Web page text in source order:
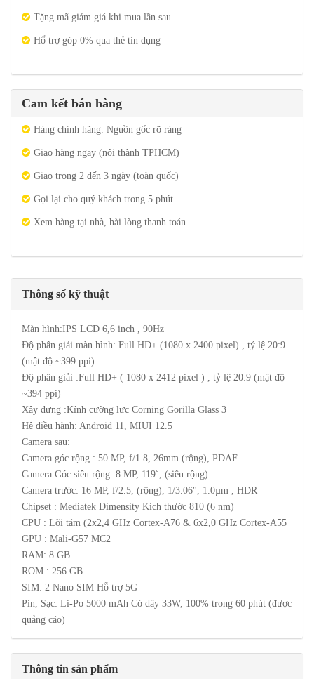
Tặng mã giảm giá khi mua lần sau
Hổ trợ góp 0% qua thẻ tín dụng
Cam kết bán hàng
Hàng chính hãng. Nguồn gốc rõ ràng
Giao hàng ngay (nội thành TPHCM)
Giao trong 2 đến 3 ngày (toàn quốc)
Gọi lại cho quý khách trong 5 phút
Xem hàng tại nhà, hài lòng thanh toán
Thông số kỹ thuật
Màn hình:IPS LCD 6,6 inch , 90Hz
Độ phân giải màn hình: Full HD+ (1080 x 2400 pixel) , tỷ lệ 20:9
(mật độ ~399 ppi)
Độ phân giải :Full HD+ ( 1080 x 2412 pixel ) , tỷ lệ 20:9 (mật độ
~394 ppi)
Xây dựng :Kính cường lực Corning Gorilla Glass 3
Hệ điều hành: Android 11, MIUI 12.5
Camera sau:
Camera góc rộng : 50 MP, f/1.8, 26mm (rộng), PDAF
Camera Góc siêu rộng :8 MP, 119˚, (siêu rộng)
Camera trước: 16 MP, f/2.5, (rộng), 1/3.06", 1.0µm , HDR
Chipset : Mediatek Dimensity Kích thước 810 (6 nm)
CPU : Lõi tám (2x2,4 GHz Cortex-A76 & 6x2,0 GHz Cortex-A55
GPU : Mali-G57 MC2
RAM: 8 GB
ROM : 256 GB
SIM: 2 Nano SIM Hỗ trợ 5G
Pin, Sạc: Li-Po 5000 mAh Có dây 33W, 100% trong 60 phút (được
quảng cáo)
Thông tin sản phẩm